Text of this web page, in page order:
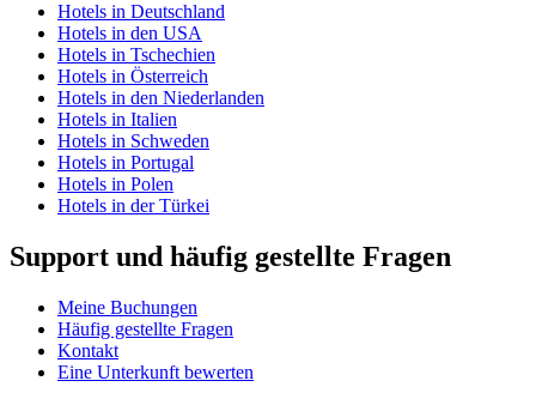
Hotels in Deutschland
Hotels in den USA
Hotels in Tschechien
Hotels in Österreich
Hotels in den Niederlanden
Hotels in Italien
Hotels in Schweden
Hotels in Portugal
Hotels in Polen
Hotels in der Türkei
Support und häufig gestellte Fragen
Meine Buchungen
Häufig gestellte Fragen
Kontakt
Eine Unterkunft bewerten